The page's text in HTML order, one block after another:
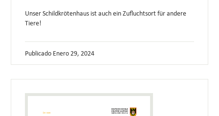
Unser Schildkrötenhaus ist auch ein Zufluchtsort für andere
Tiere!
Publicado Enero 29, 2024